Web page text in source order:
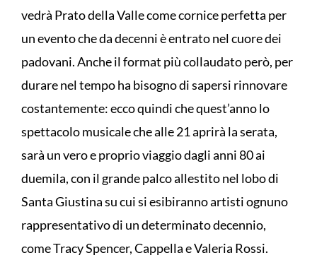
vedrà Prato della Valle come cornice perfetta per
un evento che da decenni è entrato nel cuore dei
padovani. Anche il format più collaudato però, per
durare nel tempo ha bisogno di sapersi rinnovare
costantemente: ecco quindi che quest’anno lo
spettacolo musicale che alle 21 aprirà la serata,
sarà un vero e proprio viaggio dagli anni 80 ai
duemila, con il grande palco allestito nel lobo di
Santa Giustina su cui si esibiranno artisti ognuno
rappresentativo di un determinato decennio,
come Tracy Spencer, Cappella e Valeria Rossi.